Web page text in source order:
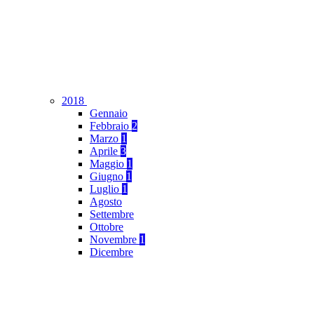
2018
Gennaio
Febbraio 2
Marzo 1
Aprile 3
Maggio 1
Giugno 1
Luglio 1
Agosto
Settembre
Ottobre
Novembre 1
Dicembre